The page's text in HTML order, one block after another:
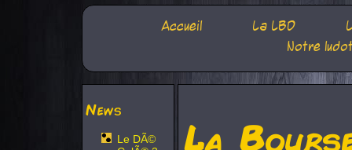
Accueil La LBD
Notre
News
Le DÃ©
La